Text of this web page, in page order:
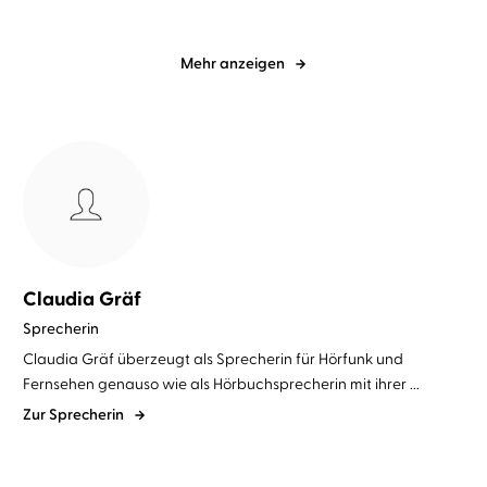
Mehr anzeigen
Claudia Gräf
Sprecherin
Claudia Gräf überzeugt als Sprecherin für Hörfunk und
Fernsehen genauso wie als Hörbuchsprecherin mit ihrer ...
Zur Sprecherin